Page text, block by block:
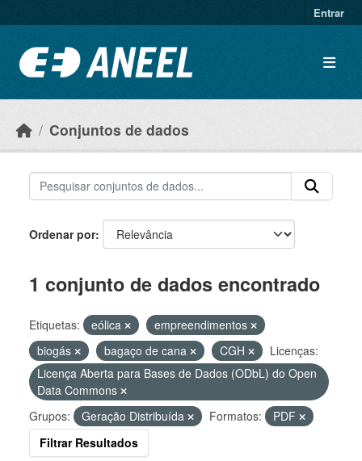
Entrar
Conjuntos de dados
Ordenar por
1 conjunto de dados encontrado
Etiquetas: eólica
empreendimentos
biogás
bagaço de cana CGH
Licenças:
Licença Aberta para Bases de Dados (ODbL) do Open
Data Commons
Grupos:
Geração Distribuída Formatos:
PDF
Filtrar Resultados